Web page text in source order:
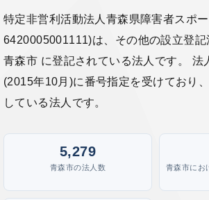
特定非営利活動法人青森県障害者スポ
6420005001111)は、その他の設立登記
青森市 に登記されている法人です。 法
(2015年10月)に番号指定を受けており
している法人です。
5,279
青森市の法人数
青森市にお